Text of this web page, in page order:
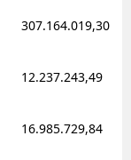
307.164.019,30
12.237.243,49
16.985.729,84